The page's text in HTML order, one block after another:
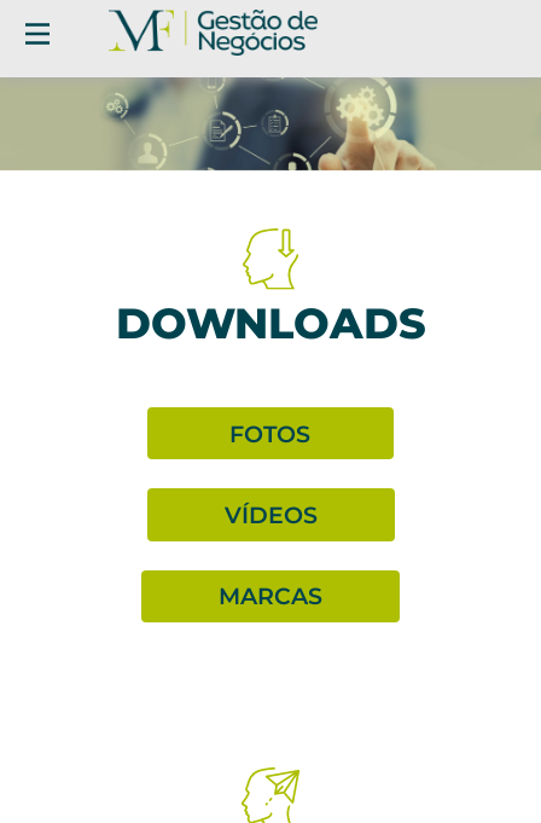
DOWNLOADS
FOTOS
VÍDEOS
MARCAS